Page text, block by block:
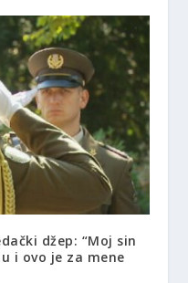
džep: “Moj sin
i ovo je za mene